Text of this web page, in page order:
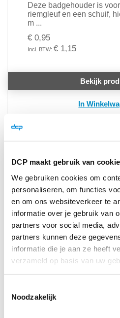
DCP maakt gebruik van
We gebruiken cookies om
personaliseren, om functies
en om ons websiteverkeer te
informatie over je gebruik van
partners voor social media,
partners kunnen deze
informatie die je aan ze heeft
verzameld op basis van uw
Noodzakelijk
Deze badgehouder is
riemgleuf en een schuif,
m ...
€ 0,95
€ 1,15
Bekijk
In
Badgehouder vinyl
binnenmaat 59x86 mm
Deze badgehouder is van
€ 1,10